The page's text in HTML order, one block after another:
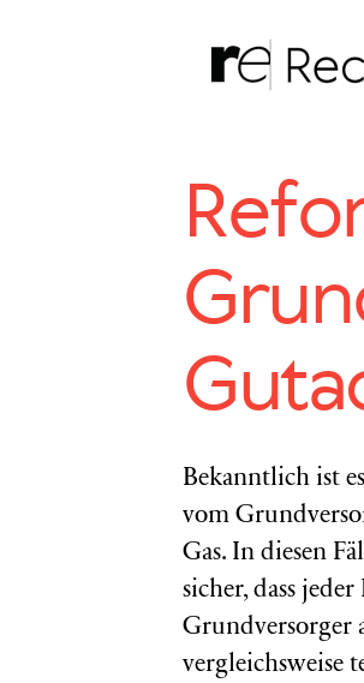
Bekanntlich ist
vom
Gas. In diesen
sicher, dass
Grundversorger
vergleichsweise